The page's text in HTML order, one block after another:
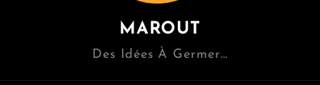
MAROUT
Des Idées À Germer…